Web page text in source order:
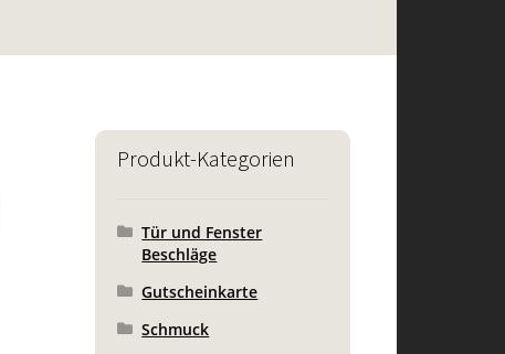
Produkt-Kategorien
Tür und Fenster
Beschläge
Gutscheinkarte
Schmuck